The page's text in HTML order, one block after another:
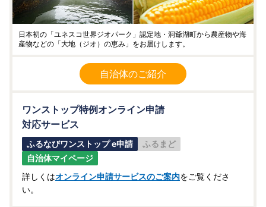
日本初の「ユネスコ世界ジオパーク」認定地・洞爺湖町から農産物や海
産物などの「大地（ジオ）の恵み」をお届けします。
自治体のご紹介
ワンストップ特例オンライン申請
対応サービス
ふるなびワンストップ e申請
ふるまど
自治体マイページ
詳しくはオンライン申請サービスのご案内をご覧くださ
い。